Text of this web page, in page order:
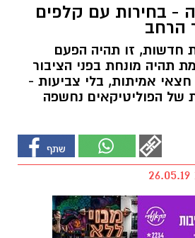
- בחירות עם קלפים
הרחב
חדשות, זו תהיה הפעם
תהיה מונחת בפני הציבור
אמיתות, בלי צביעות -
של הפוליטיקאים נחשפה